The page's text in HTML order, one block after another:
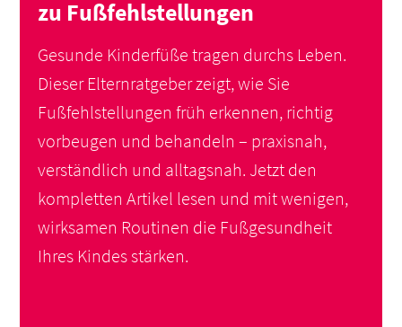
zu Fußfehlstellungen
Gesunde Kinderfüße tragen durchs Leben.
Dieser Elternratgeber zeigt, wie Sie
Fußfehlstellungen früh erkennen, richtig
vorbeugen und behandeln – praxisnah,
verständlich und alltagsnah. Jetzt den
kompletten Artikel lesen und mit wenigen,
wirksamen Routinen die Fußgesundheit
Ihres Kindes stärken.